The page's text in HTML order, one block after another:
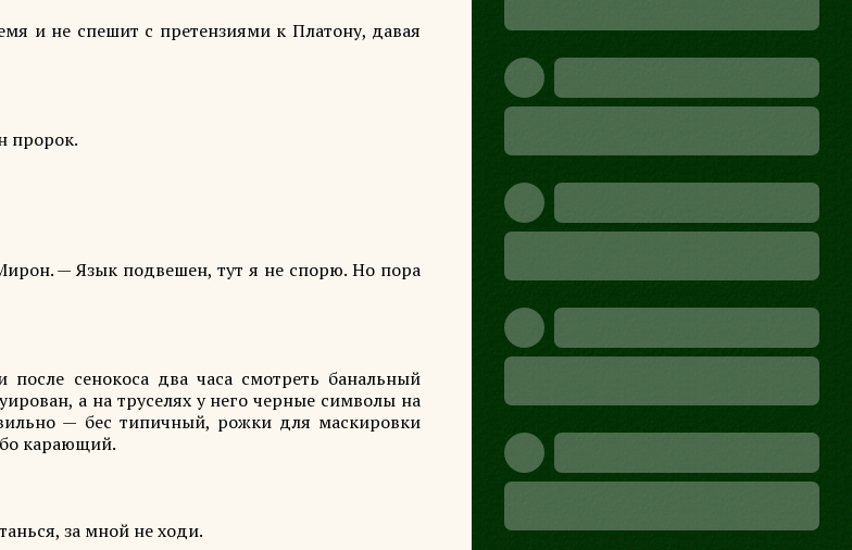
и не спешит с претензиями к Платону, давая
пророк.
— Язык подвешен, тут я не спорю. Но пора
сенокоса два часа смотреть банальный
а на труселях у него черные символы на
— бес типичный, рожки для маскировки
карающий.
за мной не ходи.